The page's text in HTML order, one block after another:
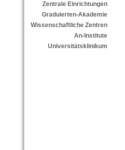
Zentrale Einrichtungen
Graduierten-Akademie
Wissenschaftliche Zentren
An-Institute
Universitätsklinikum